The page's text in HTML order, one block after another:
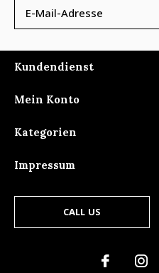
Kundendienst
Mein Konto
Kategorien
Impressum
CALL US